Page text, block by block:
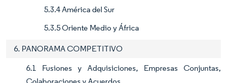
5.3.4 América del Sur
5.3.5 Oriente Medio y África
6. PANORAMA COMPETITIVO
6.1 Fusiones y Adquisiciones, Empresas Conjuntas,